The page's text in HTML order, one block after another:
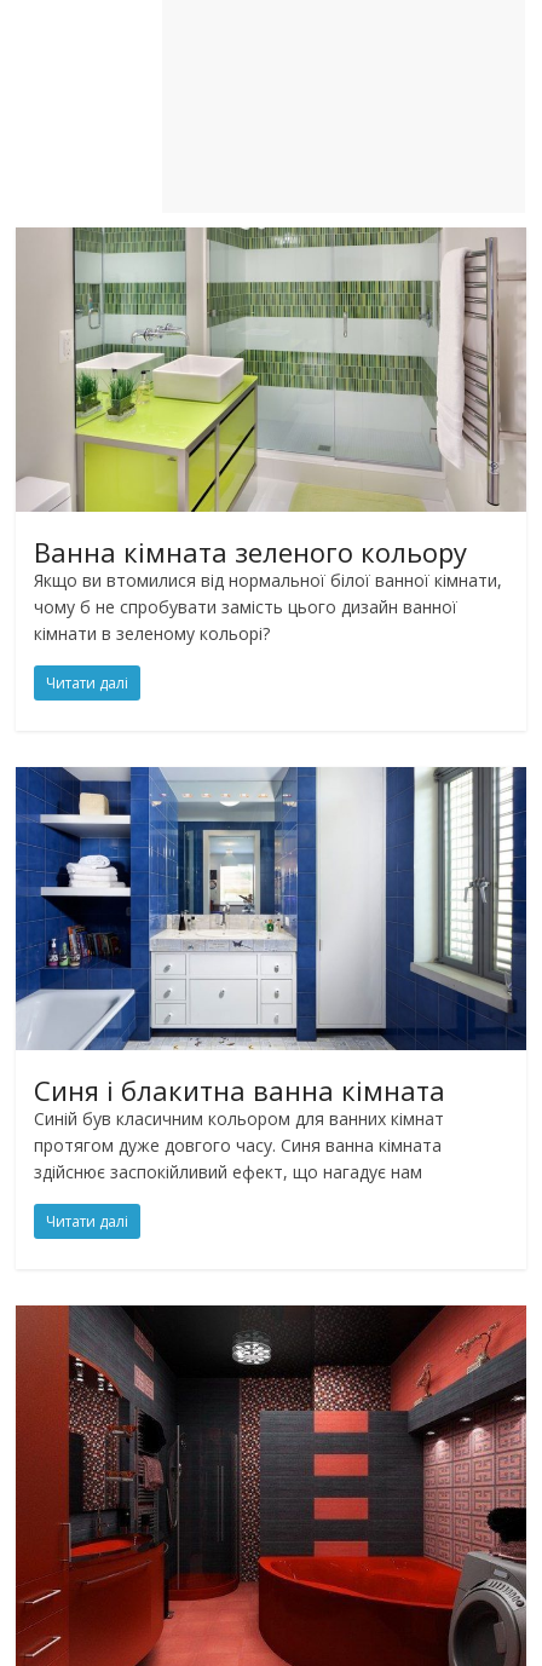
Ванна кімната зеленого кольору
Якщо ви втомилися від нормальної білої ванної кімнати,
чому б не спробувати замість цього дизайн ванної
кімнати в зеленому кольорі?
Читати далі
Синя і блакитна ванна кімната
Синій був класичним кольором для ванних кімнат
протягом дуже довгого часу. Синя ванна кімната
здійснює заспокійливий ефект, що нагадує нам
Читати далі